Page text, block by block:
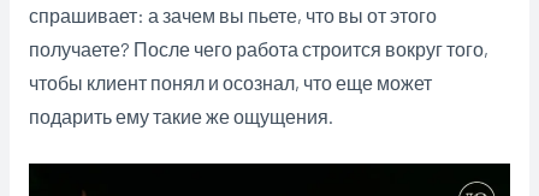
спрашивает: а зачем вы пьете, что вы от этого
получаете? После чего работа строится вокруг того,
чтобы клиент понял и осознал, что еще может
подарить ему такие же ощущения.